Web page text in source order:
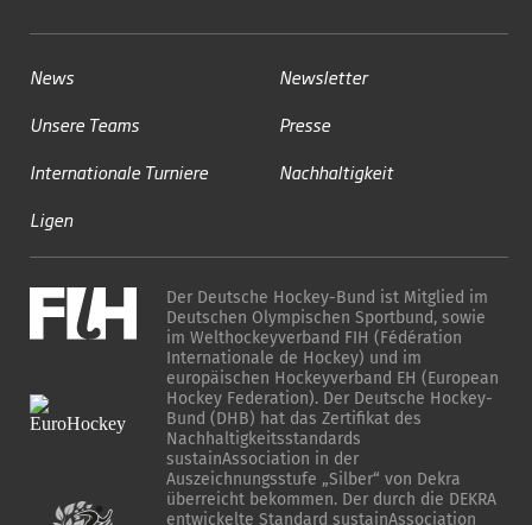
News
Unsere Teams
Internationale Turniere
Ligen
Newsletter
Presse
Nachhaltigkeit
Der Deutsche Hockey-Bund ist Mitglied im
Deutschen Olympischen Sportbund, sowie
im Welthockeyverband FIH (Fédération
Internationale de Hockey) und im
europäischen Hockeyverband EH (European
Hockey Federation). Der Deutsche Hockey-
Bund (DHB) hat das Zertifikat des
Nachhaltigkeitsstandards
sustainAssociation in der
Auszeichnungsstufe „Silber“ von Dekra
überreicht bekommen. Der durch die DEKRA
entwickelte Standard sustainAssociation